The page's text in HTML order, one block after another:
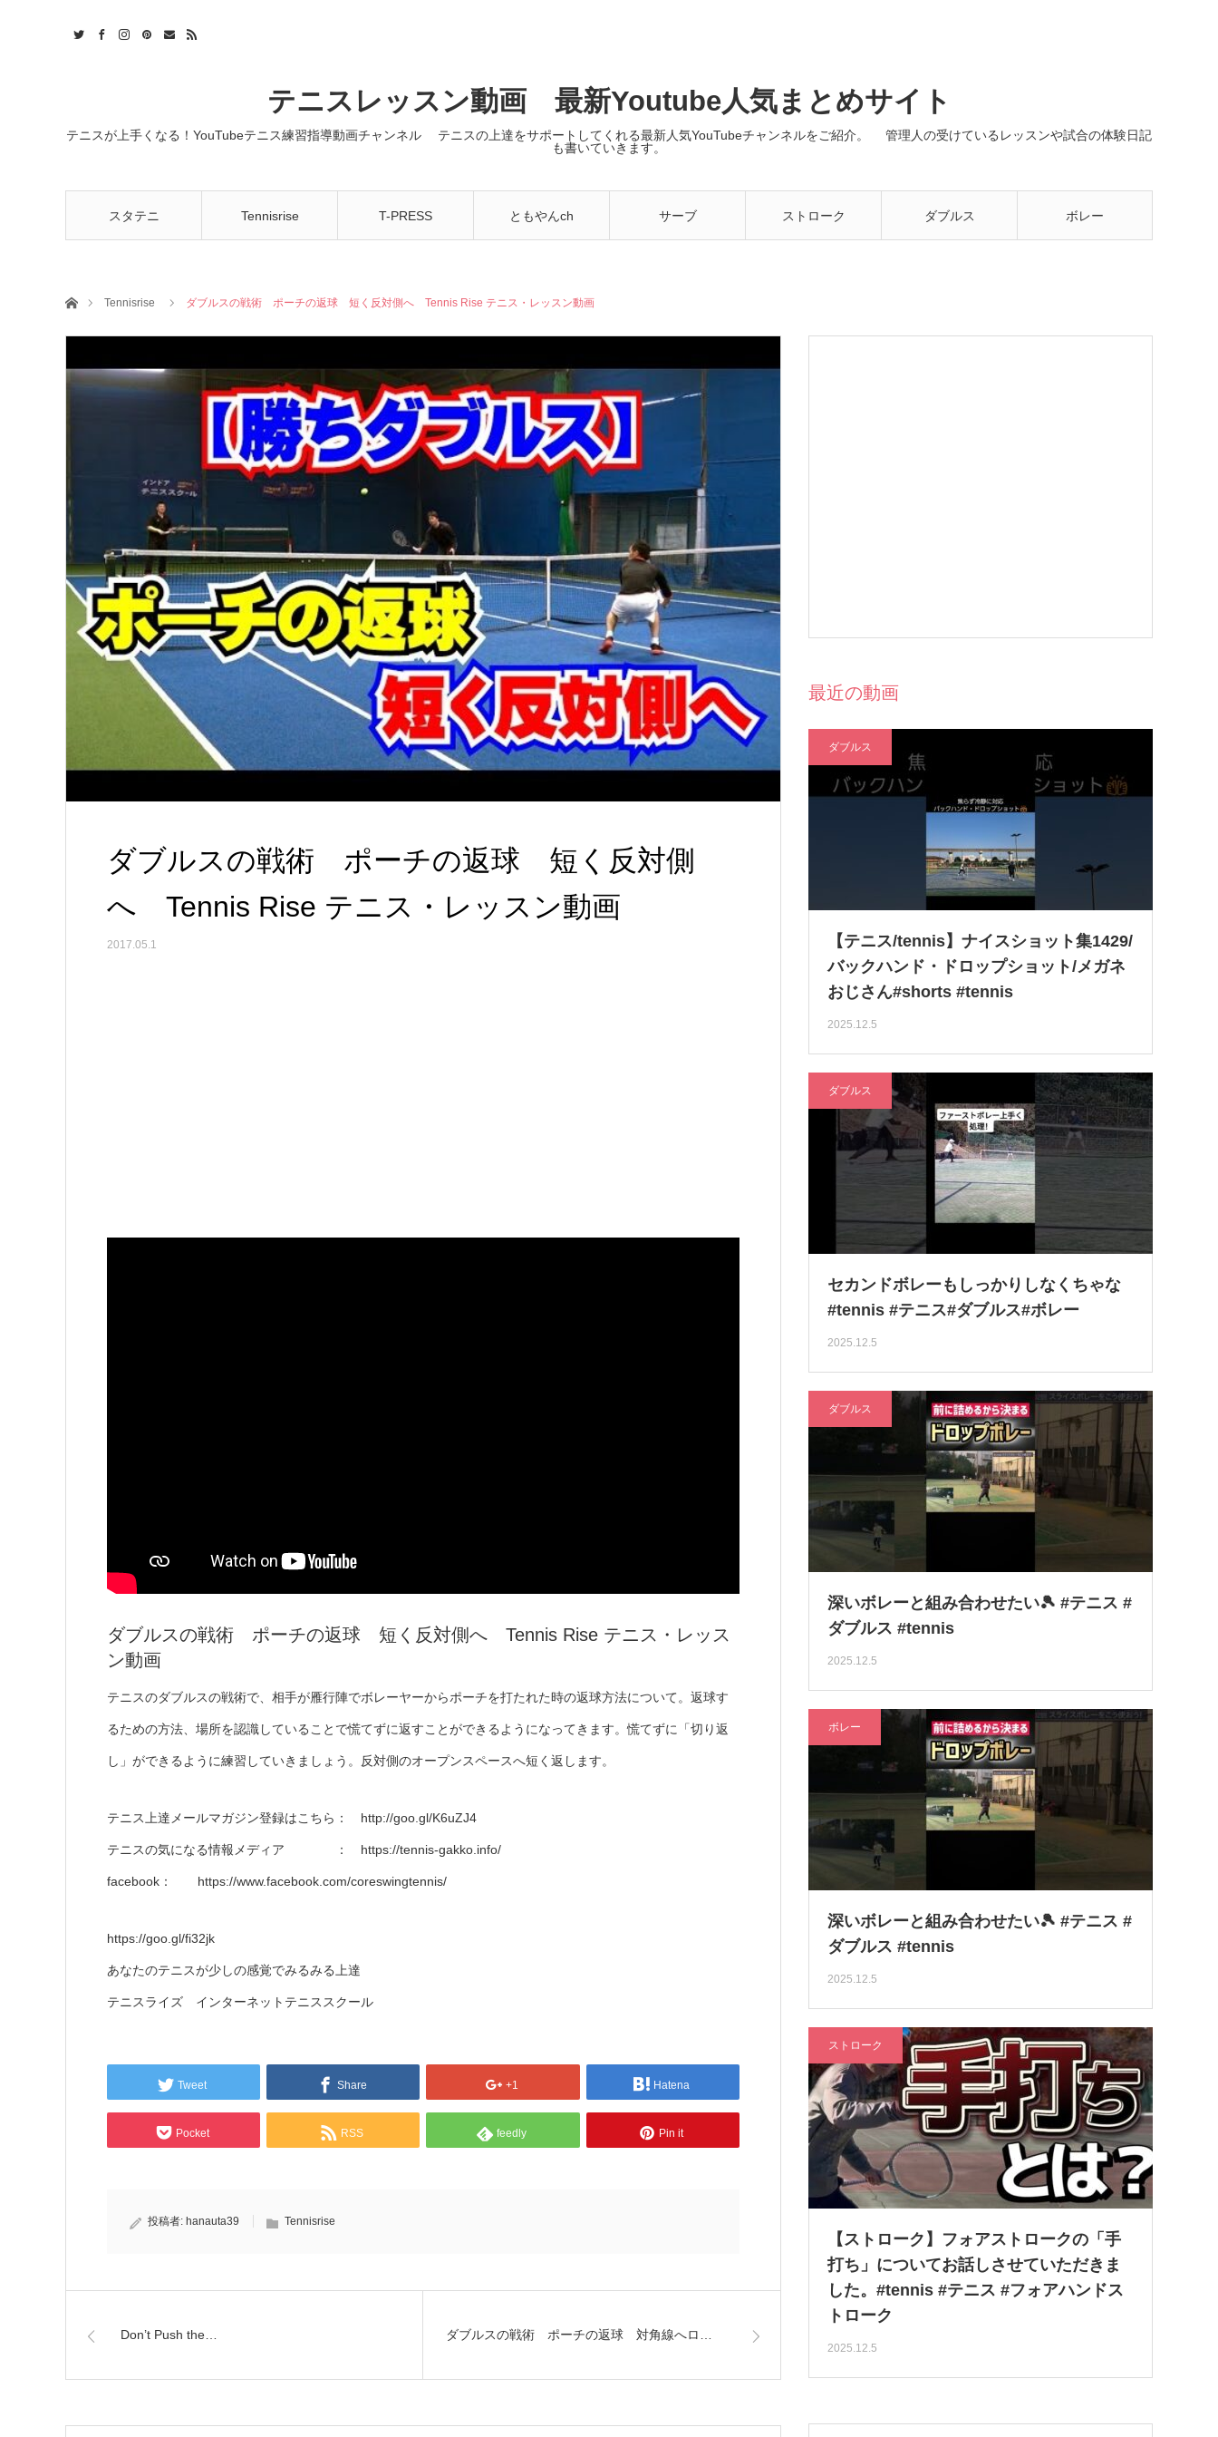
テニスレッスン動画 最新Youtube人気まとめサイト
テニスが上手くなる！YouTubeテニス練習指導動画チャンネル テニスの上達をサポートしてくれる最新人気YouTubeチャンネルをご紹介。 管理人の受けているレッスンや試合の体験日記
も書いていきます。
スタテニ Tennisrise T-PRESS ともやんch サーブ ストローク ダブルス ボレー
ホームTennisrise ダブルスの戦術 ポーチの返球 短く反対側へ Tennis Rise テニス・レッスン動画
ダブルスの戦術 ポーチの返球 短く反対側
へ Tennis Rise テニス・レッスン動画
2017.05.1
ダブルスの戦術 ポーチの返球 短く反対側へ Tennis Rise テニス・レッス
ン動画
テニスのダブルスの戦術で、相手が雁行陣でボレーヤーからポーチを打たれた時の返球方法について。返球す
るための方法、場所を認識していることで慌てずに返すことができるようになってきます。慌てずに「切り返
し」ができるように練習していきましょう。反対側のオープンスペースへ短く返します。
テニス上達メールマガジン登録はこちら： http://goo.gl/K6uZJ4
テニスの気になる情報メディア ： https://tennis-gakko.info/
facebook： https://www.facebook.com/coreswingtennis/
https://goo.gl/fi32jk
あなたのテニスが少しの感覚でみるみる上達
テニスライズ インターネットテニススクール
Tweet Share +1 Hatena
Pocket RSS feedly Pin it
投稿者: hanauta39 Tennisrise
Don’t Push the… ダブルスの戦術 ポーチの返球 対角線へロ…
最近の動画
ダブルス
【テニス/tennis】ナイスショット集1429/
バックハンド・ドロップショット/メガネ
おじさん#shorts #tennis
2025.12.5
ダブルス
セカンドボレーもしっかりしなくちゃな
#tennis #テニス#ダブルス#ボレー
2025.12.5
ダブルス
深いボレーと組み合わせたい🎾 #テニス #
ダブルス #tennis
2025.12.5
ボレー
深いボレーと組み合わせたい🎾 #テニス #
ダブルス #tennis
2025.12.5
ストローク
【ストローク】フォアストロークの「手
打ち」についてお話しさせていただきま
した。#tennis #テニス #フォアハンドス
トローク
2025.12.5